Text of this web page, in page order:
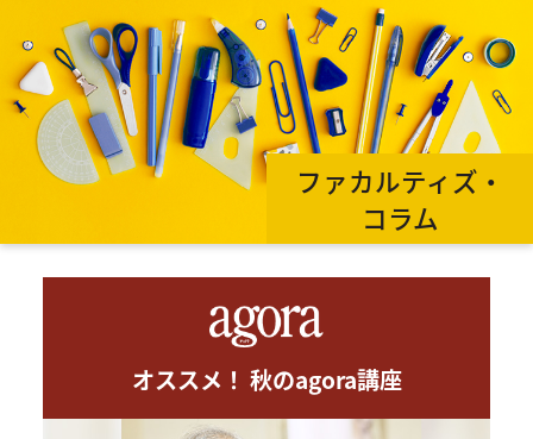
ファカルティズ・
コラム
オススメ！ 秋のagora講座